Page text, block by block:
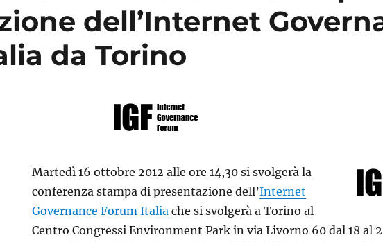
dell’Internet
da Torino
Martedì 16 ottobre 2012 alle ore 14,30 si svolgerà la
conferenza stampa di presentazione dell’Internet
Governance Forum Italia che si svolgerà a Torino al
Centro Congressi Environment Park in via Livorno 60 dal 18 al